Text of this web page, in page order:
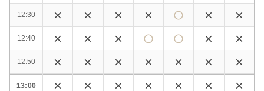
12:30
12:40
12:50
13:00